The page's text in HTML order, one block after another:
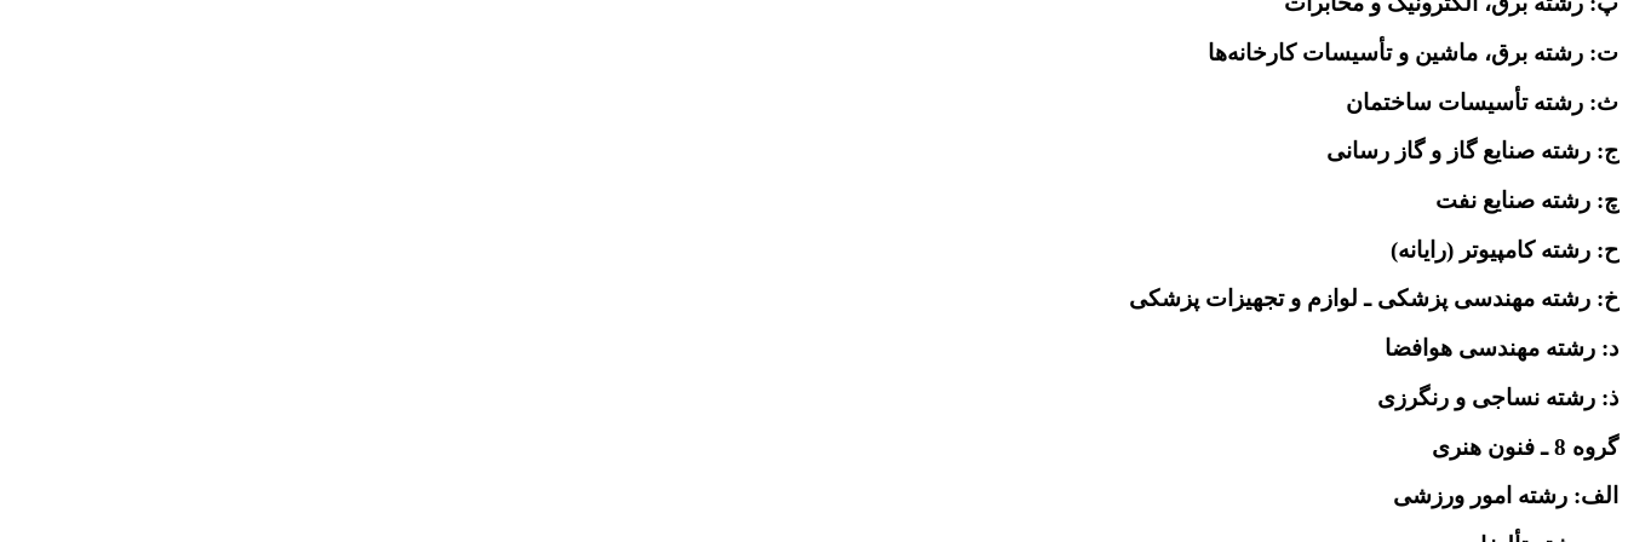
ت: رشته برق، ماشین و تأسیسات کارخانه‌ها
ث: رشته تأسیسات ساختمان
ج: رشته صنایع گاز و گاز رسانی
چ: رشته صنایع نفت
ح: رشته کامپیوتر (رایانه)
خ: رشته مهندسی پزشکی ـ لوازم و تجهیزات پزشکی
د: رشته مهندسی هوافضا
ذ: رشته نساجی و رنگرزی
گروه 8 ـ فنون هنری
الف: رشته امور ورزشی